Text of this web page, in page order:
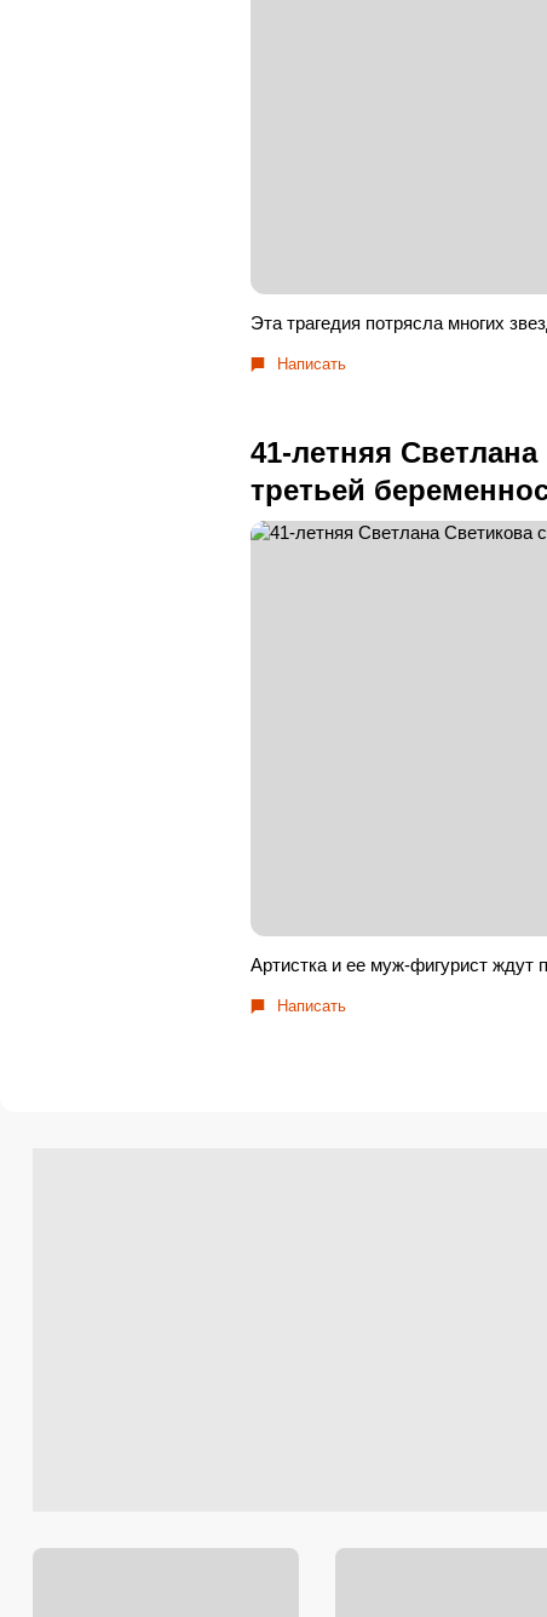
Эта трагедия потрясла многих
Написать
41-летняя
третьей
Артистка и ее муж-фигурист ждут
Написать